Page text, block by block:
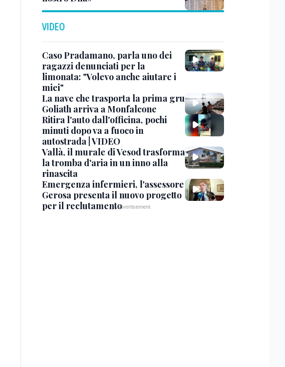
VIDEO
Caso Pradamano, parla uno dei
ragazzi denunciati per la
limonata: "Volevo anche aiutare i
miei"
La nave che trasporta la prima gru
Goliath arriva a Monfalcone
Ritira l'auto dall'officina, pochi
minuti dopo va a fuoco in
autostrada | VIDEO
Vallà, il murale di Vesod trasforma
la tromba d'aria in un inno alla
rinascita
Emergenza infermieri, l'assessore
Gerosa presenta il nuovo progetto
per il reclutamento